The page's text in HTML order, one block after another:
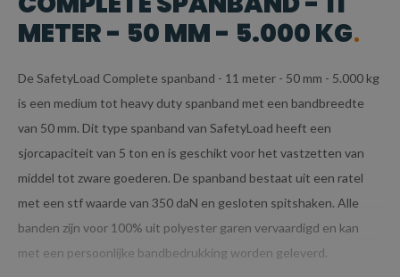
METER - 50 MM - 5.000 KG
De SafetyLoad Complete spanband - 11 meter - 50 mm - 5.000 kg
is een medium tot heavy duty spanband met een bandbreedte
van 50 mm. Dit type spanband van SafetyLoad heeft een
sjorcapaciteit van 5 ton en is geschikt voor het vastzetten van
middel tot zware goederen. De spanband bestaat uit een ratel
met een stf waarde van 350 daN en gesloten spitshaken. Alle
banden zijn voor 100% uit polyester garen vervaardigd en kan
met een persoonlijke bandbedrukking worden geleverd.